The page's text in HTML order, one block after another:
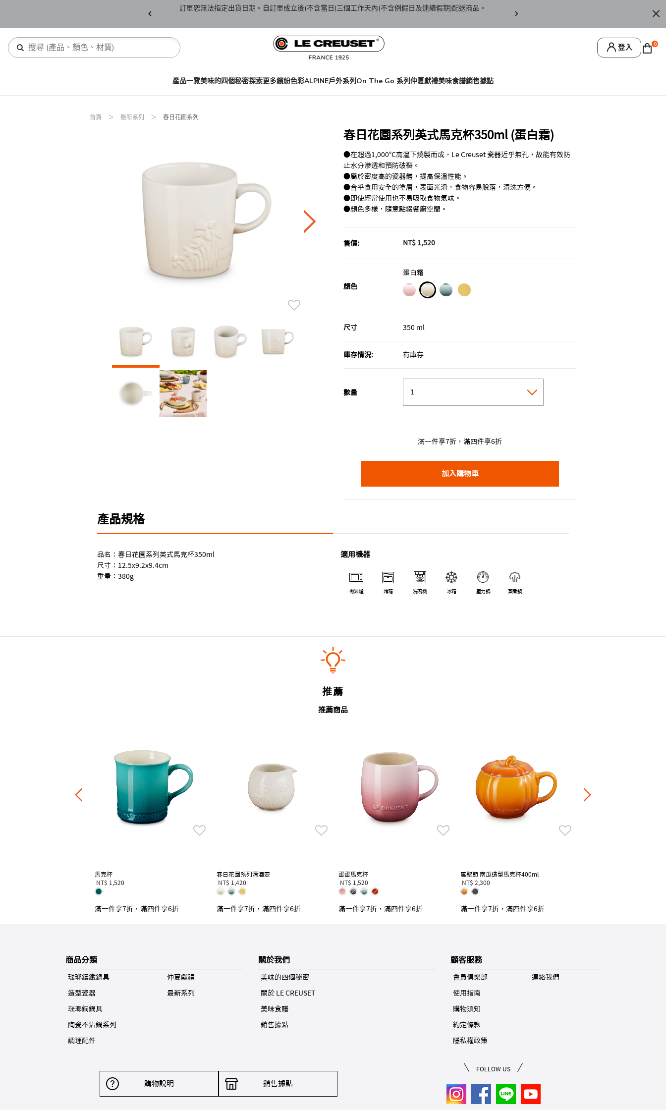
訂單恕無法指定出貨日期。自訂單成立後(不含當日)三個工作天內(不含例假日及連續假期)配送商品。 訂單僅限台灣本島地區配送，恕無法寄送離島
登入 0
產品一覽美味的四個秘密探索更多繽紛色彩ALPINE戶外系列On The Go 系列仲夏獻禮美味食譜銷售據點
首頁 最新系列 春日花園系列
春日花園系列英式馬克杯350ml (蛋白霜)
●在超過1,000℃高溫下燒製而成，Le Creuset 瓷器近乎無孔，故能有效防
止水分滲透和預防破裂。
●屬於密度高的瓷器體，提高保溫性能。
●合乎食用安全的塗層，表面光滑，食物容易脫落，清洗方便。
●即使經常使用也不易吸取食物氣味。
●顏色多樣，隨意點綴餐廚空間。
售價: NT$ 1,520
顏色
蛋白霜
尺寸 350 ml
庫存情況: 有庫存
數量
滿一件享7折，滿四件享6折
加入購物車
產品規格
品名：春日花園系列英式馬克杯350ml
尺寸：12.5x9.2x9.4cm
重量：380g
適用機器
微波爐 烤箱 洗碗機 冰箱 壓力鍋 蒸煮鍋
推薦
推薦商品
馬克杯
NT$ 1,520
滿一件享7折，滿四件享6折
春日花園系列清酒壺
NT$ 1,420
滿一件享7折，滿四件享6折
蛋蛋馬克杯
NT$ 1,520
滿一件享7折，滿四件享6折
萬聖節 南瓜造型馬克杯400ml
NT$ 2,300
滿一件享7折，滿四件享6折
滿一件享7折，滿四件享6折
商品分類
琺瑯鑄鐵鍋具
造型瓷器
琺瑯鋼鍋具
陶瓷不沾鍋系列
調理配件
仲夏獻禮
最新系列
關於我們
美味的四個秘密
關於 LE CREUSET
美味食譜
銷售據點
顧客服務
會員俱樂部
使用指南
購物須知
約定條款
隱私權政策
連絡我們
購物說明 銷售據點
FOLLOW US